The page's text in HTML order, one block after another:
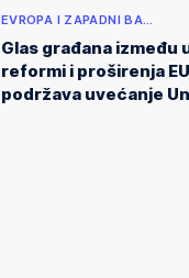
EVROPA I ZAPADNI BA…
Glas građana između
reformi i proširenja
podržava uvećanje